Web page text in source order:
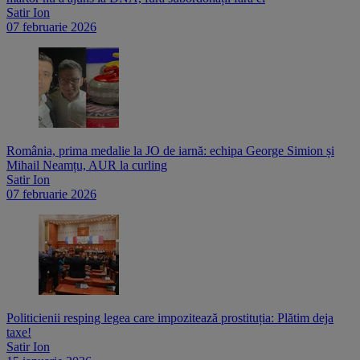
Satir Ion
07 februarie 2026
România, prima medalie la JO de iarnă: echipa George Simion și
Mihail Neamțu, AUR la curling
Satir Ion
07 februarie 2026
Politicienii resping legea care impozitează prostituția: Plătim deja
taxe!
Satir Ion